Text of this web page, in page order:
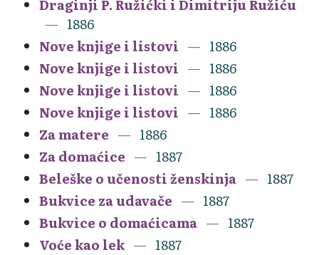
Draginji P. Ružićki i Dimitriju Ružiću
1886
Nove knjige i listovi
1886
Nove knjige i listovi
1886
Nove knjige i listovi
1886
Nove knjige i listovi
1886
Za matere
1886
Za domaćice
1887
Beleške o učenosti ženskinja
1887
Bukvice za udavače
1887
Bukvice o domaćicama
1887
Voće kao lek
1887